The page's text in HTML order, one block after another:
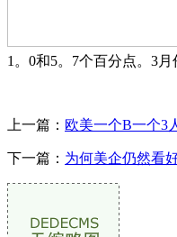
1。0和5。7个百分点。3
上一篇： 欧美一个B一个3
下一篇： 为何美企仍然看